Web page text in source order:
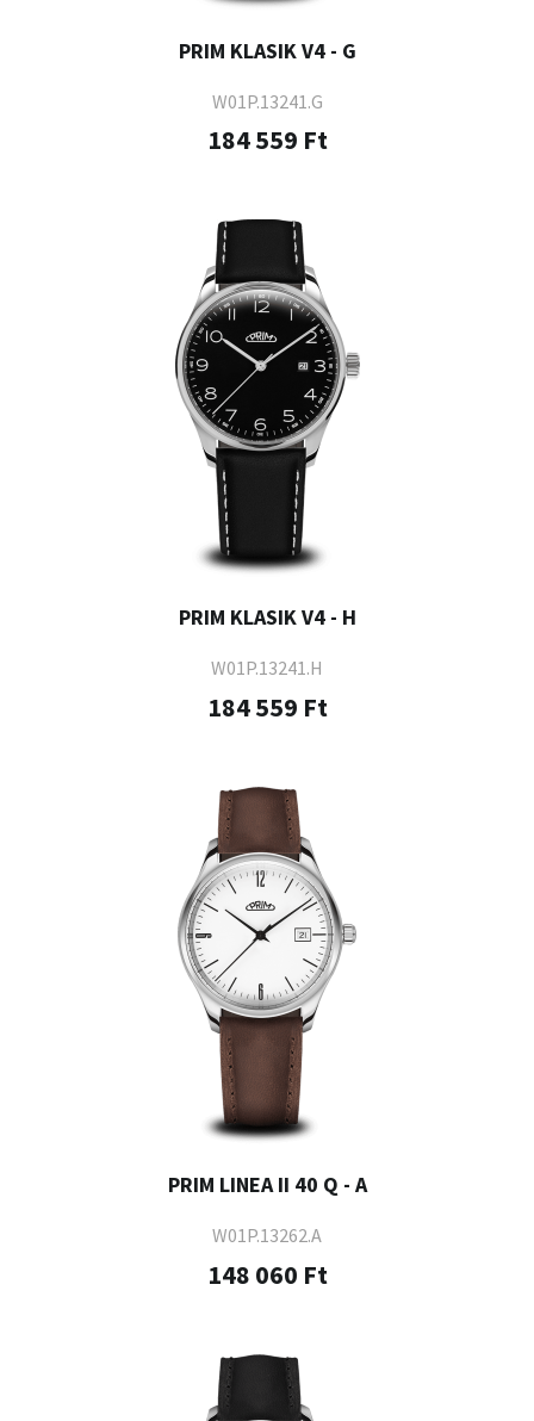
PRIM KLASIK V4 - G
W01P.13241.G
184 559 Ft
PRIM KLASIK V4 - H
W01P.13241.H
184 559 Ft
PRIM LINEA II 40 Q - A
W01P.13262.A
148 060 Ft